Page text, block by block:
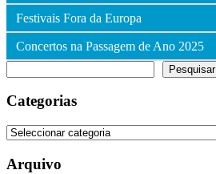
Festivais Fora da Europa
Concertos na Passagem de Ano 2025
Pesquisar
Categorias
Categorias
Arquivo